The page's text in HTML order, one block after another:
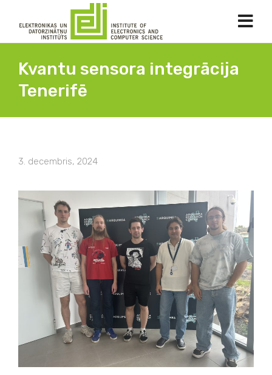
Kvantu sensora integrācija
Tenerifē
3. decembris, 2024